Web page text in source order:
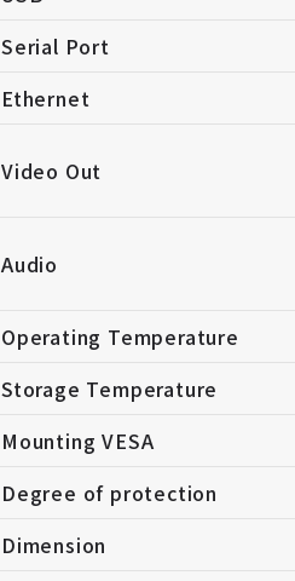
Serial Port
Ethernet
Video Out
Audio
Operating Temperature
Storage Temperature
Mounting VESA
Degree of protection
Dimension